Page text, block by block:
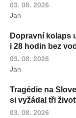
03. 08. 2026
Jan
Dopravní kolaps
i 28 hodin bez
03. 08. 2026
Jan
Tragédie na
si vyžádal tři
03. 08. 2026